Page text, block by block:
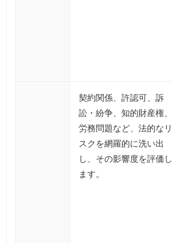
契約関係、許認可、訴
訟・紛争、知的財産権、
労務問題など、法的なリ
スクを網羅的に洗い出
し、その影響度を評価し
ます。